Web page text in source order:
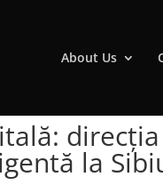
About Us
la